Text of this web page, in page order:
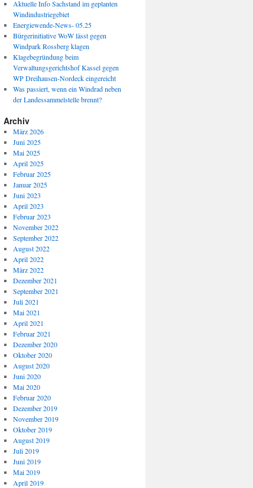
Aktuelle Info Sachstand im geplanten
Windindustriegebiet
Energiewende-News- 05.25
Bürgerinitiative WoW lässt gegen
Windpark Rossberg klagen
Klagebegründung beim
Verwaltungsgerichtshof Kassel gegen
WP Dreihausen-Nordeck eingereicht
Was passiert, wenn ein Windrad neben
der Landessammelstelle brennt?
Archiv
März 2026
Juni 2025
Mai 2025
April 2025
Februar 2025
Januar 2025
Juni 2023
April 2023
Februar 2023
November 2022
September 2022
August 2022
April 2022
März 2022
Dezember 2021
September 2021
Juli 2021
Mai 2021
April 2021
Februar 2021
Dezember 2020
Oktober 2020
August 2020
Juni 2020
Mai 2020
Februar 2020
Dezember 2019
November 2019
Oktober 2019
August 2019
Juli 2019
Juni 2019
Mai 2019
April 2019